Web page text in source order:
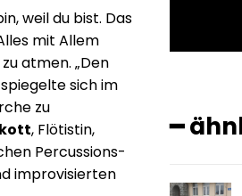
weil du bist. Das
mit Allem
atmen. „Den
sich im
zu
, Flötistin,
Percussions-
improvisierten
━